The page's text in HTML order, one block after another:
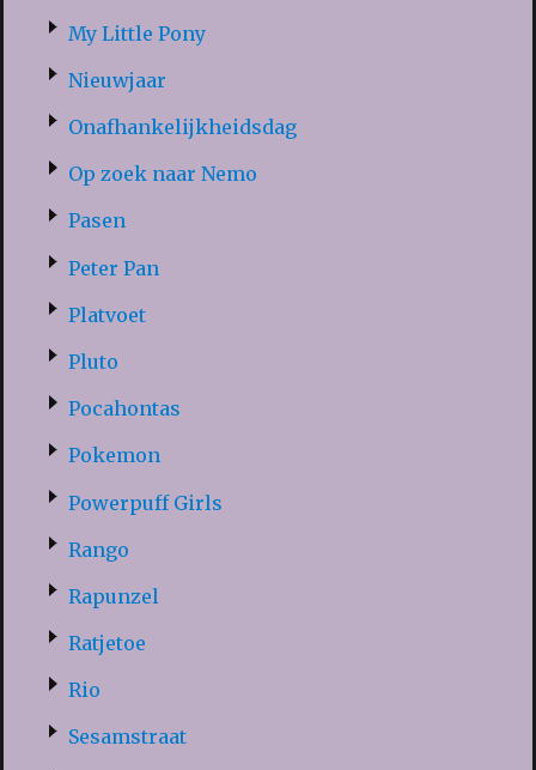
My Little Pony
Nieuwjaar
Onafhankelijkheidsdag
Op zoek naar Nemo
Pasen
Peter Pan
Platvoet
Pluto
Pocahontas
Pokemon
Powerpuff Girls
Rango
Rapunzel
Ratjetoe
Rio
Sesamstraat